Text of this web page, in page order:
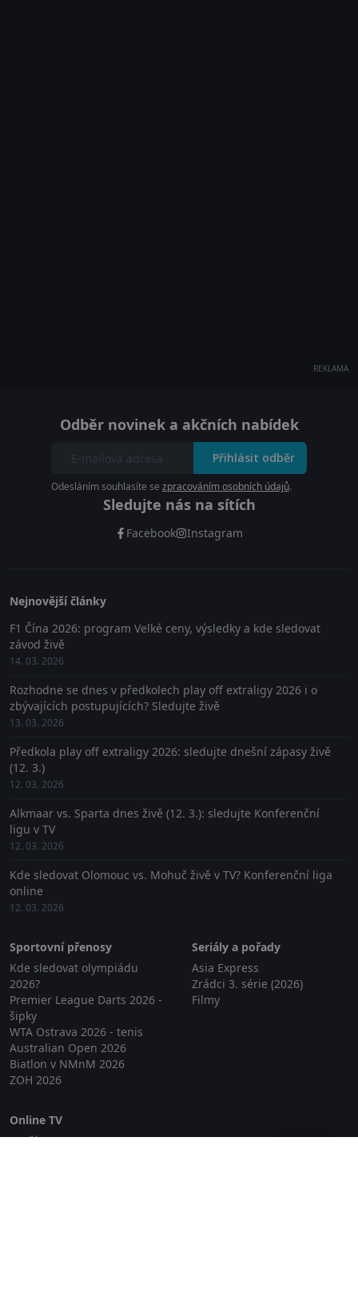
REKLAMA
Odběr novinek a akčních nabídek
Přihlásit odběr
Odesláním souhlasíte se zpracováním osobních údajů.
Sledujte nás na sítích
Facebook Instagram
Nejnovější články
F1 Čína 2026: program Velké ceny, výsledky a kde sledovat
závod živě
14. 03. 2026
Rozhodne se dnes v předkolech play off extraligy 2026 i o
zbývajících postupujících? Sledujte živě
13. 03. 2026
Předkola play off extraligy 2026: sledujte dnešní zápasy živě
(12. 3.)
12. 03. 2026
Alkmaar vs. Sparta dnes živě (12. 3.): sledujte Konferenční
ligu v TV
12. 03. 2026
Kde sledovat Olomouc vs. Mohuč živě v TV? Konferenční liga
online
12. 03. 2026
Sportovní přenosy
Kde sledovat olympiádu
2026?
Premier League Darts 2026 -
šipky
WTA Ostrava 2026 - tenis
Australian Open 2026
Biatlon v NMnM 2026
ZOH 2026
Seriály a pořady
Asia Express
Zrádci 3. série (2026)
Filmy
Online TV
Lepší.TV